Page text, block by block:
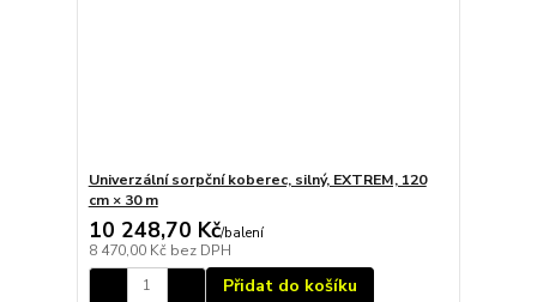
Univerzální sorpční koberec, silný, EXTREM, 120
cm × 30 m
10 248,70 Kč/balení
8 470,00 Kč bez DPH
Přidat do košíku